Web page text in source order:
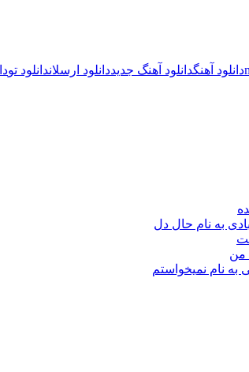
دانلود آهنگدانلود آهنگ جدیددانلود ارسلاندانلود تو
به نام حال دل
من
به نام نمیخواستم